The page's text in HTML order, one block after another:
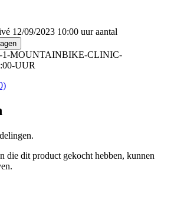
12/09/2023 10:00 uur aantal
1-MOUNTAINBIKE-CLINIC-
UUR
die dit product gekocht hebben, kunnen